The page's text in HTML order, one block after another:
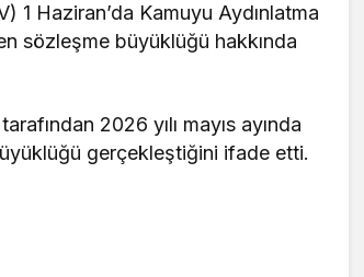
1 Haziran’da Kamuyu Aydınlatma
sözleşme büyüklüğü hakkında
2026 yılı mayıs ayında
gerçekleştiğini ifade etti.